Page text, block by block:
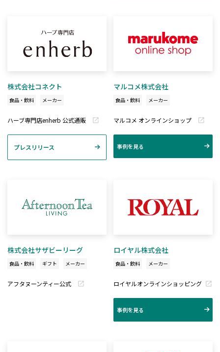
株式会社コネクト
食品・飲料 メーカー
ハーブ専門店enherb 公式通販
プレスリリース
マルコメ株式会社
食品・飲料 メーカー
マルコメ オンラインショップ
事例を見る
株式会社サザビーリーグ
食品・飲料 ギフト メーカー
アフタヌーンティー公式
ロイヤル株式会社
食品・飲料 メーカー
ロイヤルオンラインショッピング
事例を見る